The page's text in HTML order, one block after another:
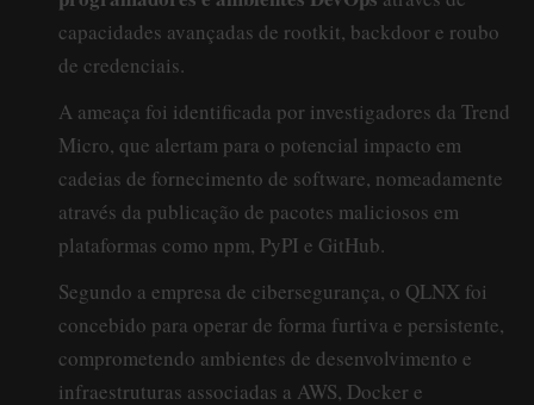
capacidades avançadas de rootkit, backdoor e roubo
de credenciais.
A ameaça foi identificada por investigadores da Trend
Micro, que alertam para o potencial impacto em
cadeias de fornecimento de software, nomeadamente
através da publicação de pacotes maliciosos em
plataformas como npm, PyPI e GitHub.
Segundo a empresa de cibersegurança, o QLNX foi
concebido para operar de forma furtiva e persistente,
comprometendo ambientes de desenvolvimento e
infraestruturas associadas a AWS, Docker e